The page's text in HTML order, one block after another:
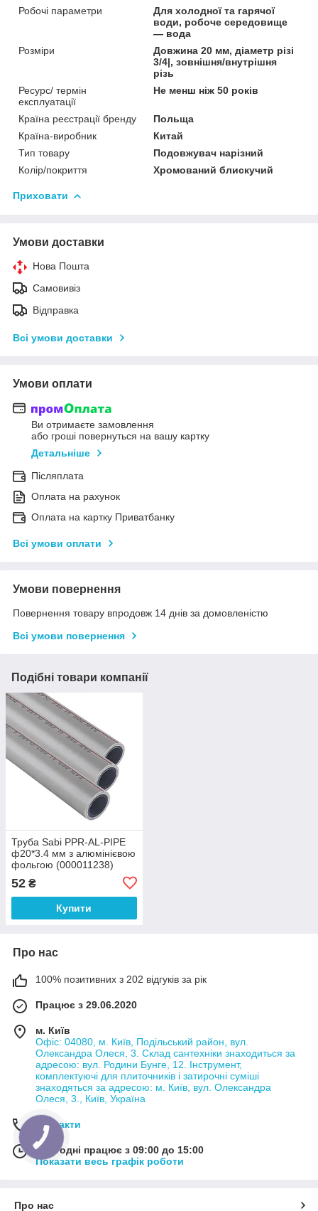
Робочі параметри
Для холодної та гарячої
води, робоче середовище
— вода
Розміри
Довжина 20 мм, діаметр різі
3/4|, зовнішня/внутрішня
різь
Ресурс/ термін
експлуатації
Не менш ніж 50 років
Країна реєстрації бренду
Польща
Країна-виробник
Китай
Тип товару
Подовжувач нарізний
Колір/покриття
Хромований блискучий
Приховати
Умови доставки
Нова Пошта
Самовивіз
Відправка
Всі умови доставки
Умови оплати
Ви отримаєте замовлення
або гроші повернуться на вашу картку
Детальніше
Післяплата
Оплата на рахунок
Оплата на картку Приватбанку
Всі умови оплати
Умови повернення
Повернення товару впродовж 14 днів за домовленістю
Всі умови повернення
Подібні товари компанії
Труба Sabi PPR-AL-PIPE
ф20*3.4 мм з алюмінієвою
фольгою (000011238)
52 ₴
Купити
Про нас
100% позитивних з 202 відгуків за рік
Працює з 29.06.2020
м. Київ
Офіс: 04080, м. Київ, Подільський район, вул.
Олександра Олеся, 3. Склад сантехніки знаходиться за
адресою: вул. Родини Бунге, 12. Інструмент,
комплектуючі для плиточників і затирочні суміші
знаходяться за адресою: м. Київ, вул. Олександра
Олеся, 3., Київ, Україна
Контакти
Сьогодні працює з 09:00 до 15:00
Показати весь графік роботи
Про нас